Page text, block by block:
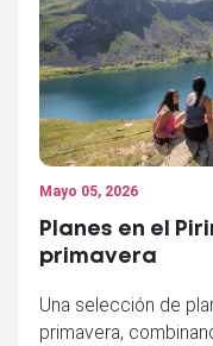
Mayo 05, 2026
Planes en el
primavera
Una selección de
primavera,